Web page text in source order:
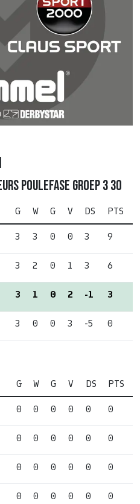
poulefase Groep 3 30
G W G V DS PTS
3 3 0 0 3 9
3 2 0 1 3 6
3 1 0 2 -1 3
3 0 0 3 -5 0
G W G V DS PTS
0 0 0 0 0 0
0 0 0 0 0 0
0 0 0 0 0 0
0 0 0 0 0 0